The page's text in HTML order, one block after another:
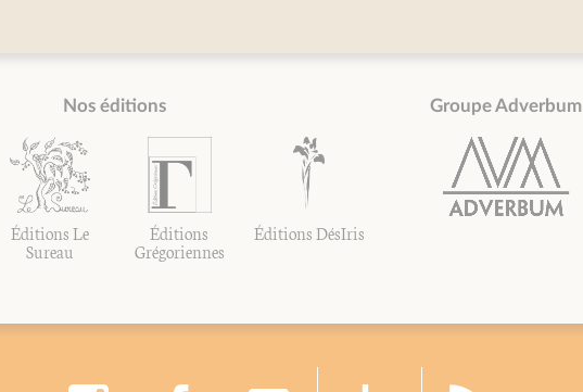
Nos éditions
Éditions Le
Sureau
Éditions
Grégoriennes
Éditions DésIris
Groupe Adverbum